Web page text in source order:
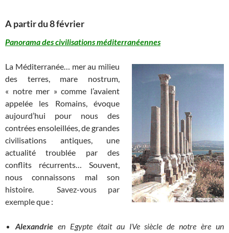
A partir du 8 février
Panorama des civilisations méditerranéennes
La Méditerranée… mer au milieu
des terres, mare nostrum,
« notre mer » comme l’avaient
appelée les Romains, évoque
aujourd’hui pour nous des
contrées ensoleillées, de grandes
civilisations antiques, une
actualité troublée par des
conflits récurrents… Souvent,
nous connaissons mal son
histoire. Savez-vous par
exempleque :
Alexandrie en Egypte était au IVe siècle de notre ère un